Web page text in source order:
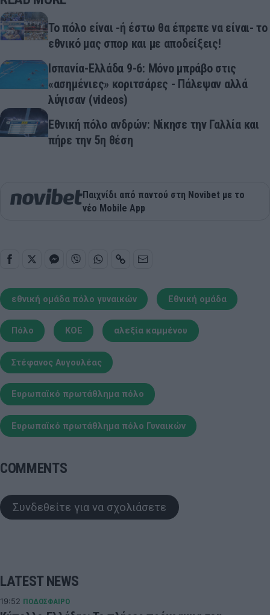
Το πόλο είναι -ή έστω θα έπρεπε να είναι- το
εθνικό μας σπορ και με αποδείξεις!
Ισπανία-Ελλάδα 9-6: Μόνο μπράβο στις
«ασημένιες» κοριτσάρες - Πάλεψαν αλλά
λύγισαν (videos)
Εθνική πόλο ανδρών: Νίκησε την Γαλλία και
πήρε την 5η θέση
Παιχνίδι από παντού στη Novibet με το
νέο Mobile App
εθνική ομάδα πόλο γυναικών Εθνική ομάδα
Πόλο ΚΟΕ αλεξία καμμένου
Στέφανος Αυγουλέας
Ευρωπαϊκό πρωτάθλημα πόλο
Ευρωπαϊκό πρωτάθλημα πόλο Γυναικών
COMMENTS
Συνδεθείτε για να σχολιάσετε
LATEST NEWS
19:52 ΠΟΔΟΣΦΑΙΡΟ